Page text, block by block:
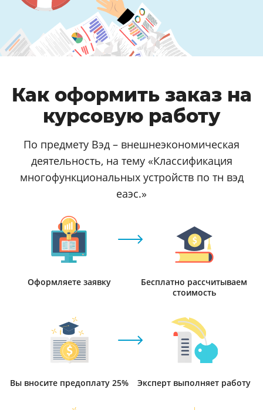
Как оформить заказ на
курсовую работу
По предмету Вэд – внешнеэкономическая
деятельность, на тему «Классификация
многофункциональных устройств по тн вэд
еаэс.»
Оформляете заявку
Бесплатно рассчитываем
стоимость
Вы вносите предоплату 25% Эксперт выполняет работу